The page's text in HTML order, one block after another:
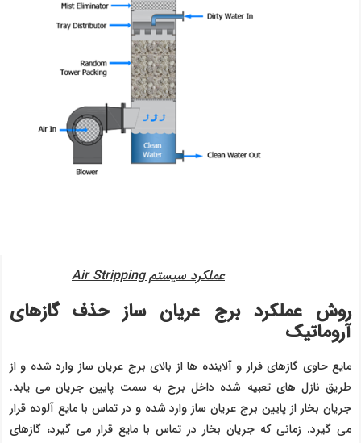
عملکرد سیستم Air Stripping
روش عملکرد برج عریان ساز حذف گازهای
آروماتیک
مایع حاوی گازهای فرار و آلاینده ها از بالای برج عریان ساز وارد شده و از
طریق نازل های تعبیه شده داخل برج به سمت پایین جریان می یابد.
جریان بخار از پایین برج عریان ساز وارد شده و در تماس با مایع آلوده قرار
می گیرد. زمانی که جریان بخار در تماس با مایع قرار می گیرد، گازهای